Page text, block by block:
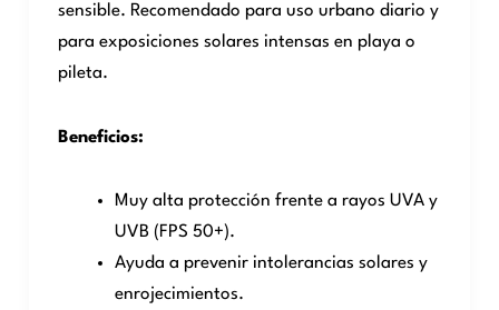
sensible. Recomendado para uso urbano diario y
para exposiciones solares intensas en playa o
pileta.
Beneficios:
Muy alta protección frente a rayos UVA y
UVB (FPS 50+).
Ayuda a prevenir intolerancias solares y
enrojecimientos.